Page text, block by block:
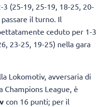
(25-19, 25-19, 18-25, 20-
il turno. Il
ceduto per 1-3
23-25, 19-25) nella gara
Lokomotiv, avversaria di
Champions League, è
con 16 punti; per il